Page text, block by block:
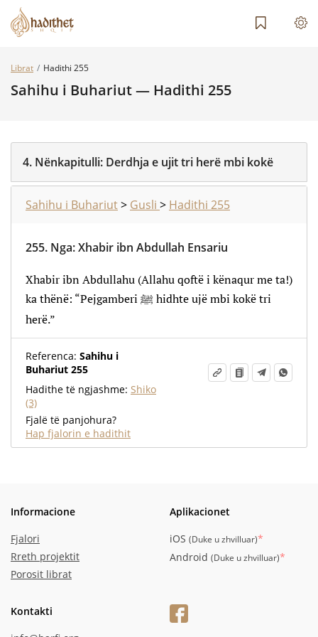
Librat Hadithi 255
Sahihu i Buhariut — Hadithi 255
4. Nënkapitulli: Derdhja e ujit tri herë mbi kokë
Sahihu i Buhariut> Gusli > Hadithi 255
255. Nga:Xhabir ibn Abdullah Ensariu
Xhabir ibn Abdullahu (Allahu qoftë i kënaqur me ta!)
ka thënë: “Pejgamberi ﷺ hidhte ujë mbi kokë tri
herë.”
Referenca: Sahihu i
Buhariut 255
Hadithe të ngjashme: Shiko
(3)
Fjalë të panjohura?
Hap fjalorin e hadithit
Informacione
Fjalori
Rreth projektit
Porosit librat
Aplikacionet
iOS (Duke u zhvilluar)*
Android (Duke u zhvilluar)*
Kontakti